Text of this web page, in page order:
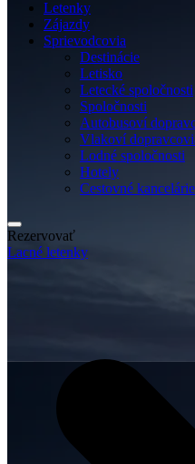
Letenky
Zájazdy
Sprievodcovia
Destinácie
Letisko
Letecké spoločnosti
Spoločnosti
Autobusoví
Vlakoví
Lodné spoločnosti
Hotely
Cestovné kancelárie
Rezervovať
Lacné letenky